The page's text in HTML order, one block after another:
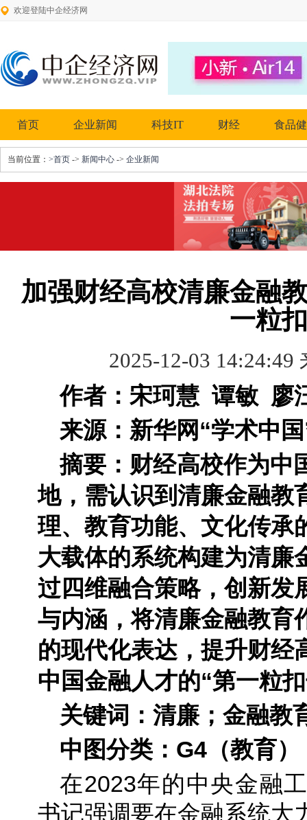
欢迎登陆中企经济网
首页 企业新闻 科技IT 财经 食品
当前位置： >首页 -> 新闻中心 -> 企业新闻
加强财经高校清廉金融
一粒
2025-12-03 14:24:49
作者：宋珂慧 谭敏
来源：新华网“学术中
摘要：财经高校作为中
地，需认识到清廉金融教
理、教育功能、文化传承
大载体的系统构建为清廉
过四维融合策略，创新发
与内涵，将清廉金融教育
的现代化表达，提升财经
中国金融人才的“第一粒
关键词：清廉；金融教
中图分类：G4（教育）
在2023年的中央金融
书记强调要在金融系统大